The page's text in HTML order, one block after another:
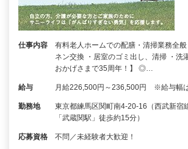
仕事内容
有料老人ホームでの配膳・清掃業務全般
ネン交換 ・居室のゴミ出し、清掃 ・洗
おかげさまで35周年！】 ◎…
給与 月給226,500円～236,500円 ※給与幅
勤務地
東京都練馬区関町南4-20-16（西武新宿
「武蔵関駅」徒歩約15分）
応募資格 不問／未経験者大歓迎！